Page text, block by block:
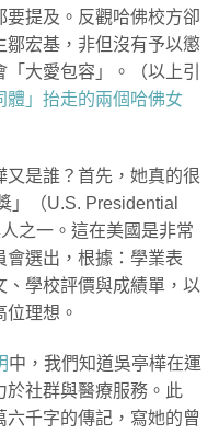
提及。反觀哈佛校方卻
鄒宏基，非但沒有予以懲
大愛包容」。（以上引
體」抬走的兩個哈佛女
又是誰？首先，她真的很
」（U.S. Presidential
之一。這在美國是非常
會選出，根據：學業表
學校評價與成績單，以
理想。
中，我們知道吳亭樺在運
於社群與醫療服務。此
千字的傳記，寫她的曾